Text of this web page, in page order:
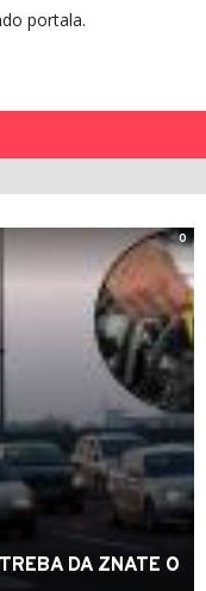
portala.
0
DA ZNATE O